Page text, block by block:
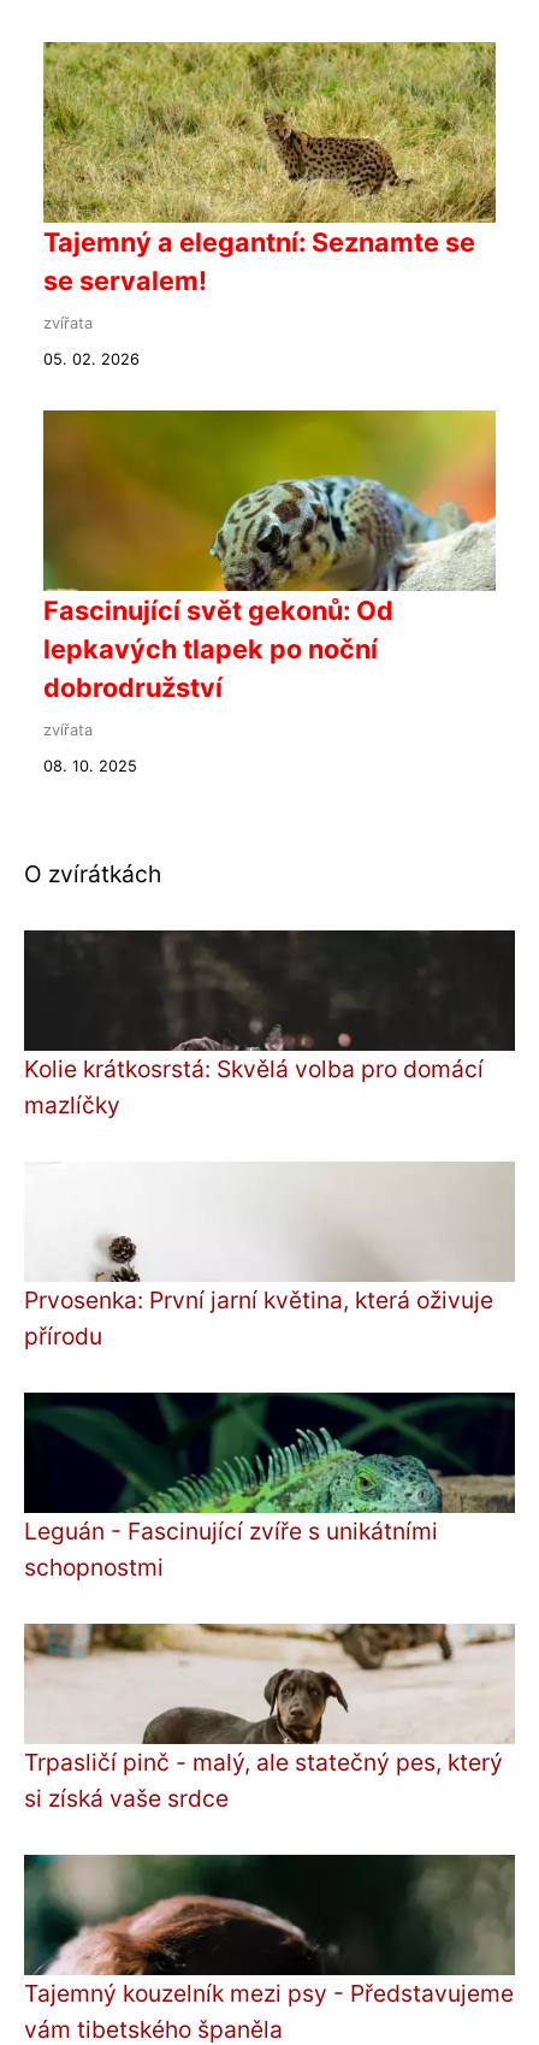
Tajemný a elegantní: Seznamte se
se servalem!
zvířata
05. 02. 2026
Fascinující svět gekonů: Od
lepkavých tlapek po noční
dobrodružství
zvířata
08. 10. 2025
O zvírátkách
Kolie krátkosrstá: Skvělá volba pro domácí
mazlíčky
Prvosenka: První jarní květina, která oživuje
přírodu
Leguán - Fascinující zvíře s unikátními
schopnostmi
Trpasličí pinč - malý, ale statečný pes, který
si získá vaše srdce
Tajemný kouzelník mezi psy - Představujeme
vám tibetského španěla